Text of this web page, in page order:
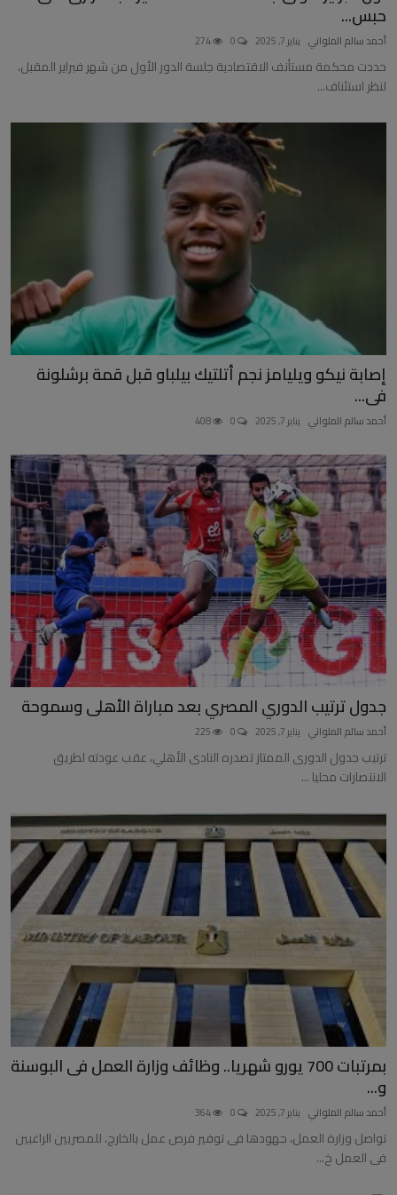
حبس...
أحمد سالم الملواني يناير 7, 2025
حددت محكمة مستأنف الاقتصادية جلسة الدور الأول من شهر فبراير المقبل،
لنظر استئناف...
إصابة نيكو ويليامز نجم أتلتيك بيلباو قبل قمة برشلونة
فى...
أحمد سالم الملواني يناير 7, 2025
جدول ترتيب الدوري المصري بعد مباراة الأهلى وسموحة
أحمد سالم الملواني يناير 7, 2025
ترتيب جدول الدورى الممتاز تصدره النادى الأهلي، عقب عودته لطريق
الانتصارات محليا ...
بمرتبات 700 يورو شهريا.. وظائف وزارة العمل فى البوسنة
و...
أحمد سالم الملواني يناير 7, 2025
تواصل وزارة العمل، جهودها فى توفير فرص عمل بالخارج، للمصريين الراغبين
فى العمل خ...